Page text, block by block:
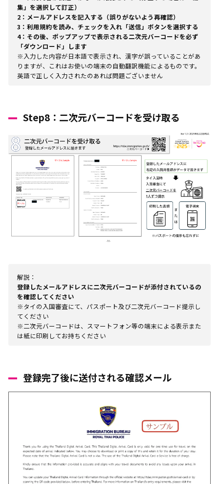
集」を選択して訂正）
2：メールアドレスを記入する（誤りがないよう再確認）
3：利用規約を読み、チェックを入れ「送信」ボタンを選択する
4：その後、ポップアップで表示される二次元バーコードを必ず
「ダウンロード」します
※入力した内容が日本語で表示され、漢字が誤っていることがあ
りますが、これはお使いの端末の自動翻訳機能によるものです。
英語で正しく入力されたのあれば問題ございません
Step8：二次元バーコードを受け取る
解説：
登録したメールアドレスに二次元バーコードが添付されているの
を確認してください
※タイの入国審査にて、パスポート及び二次元バーコード提示し
てください
※二次元バーコードは、スマートフォン等の端末による表示また
は紙に印刷してお持ちください
登録完了後に送付される確認メール